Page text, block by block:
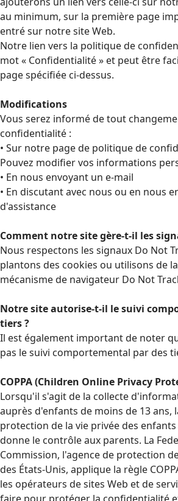
au minimum, sur la première page
entré sur notre site Web.
Notre lien vers la politique de
mot « Confidentialité » et peut être
page spécifiée ci-dessus.
Modifications
Vous serez informé de tout
confidentialité :
• Sur notre page de politique de
Pouvez modifier vos informations
• En nous envoyant un e-mail
• En discutant avec nous ou en nous
d'assistance
Comment notre site gère-t-il les
Nous respectons les signaux Do Not
plantons des cookies ou utilisons de
mécanisme de navigateur Do Not
Notre site autorise-t-il le suivi
tiers ?
Il est également important de noter
pas le suivi comportemental par des
COPPA (Children Online Privacy
Lorsqu'il s'agit de la collecte
auprès d'enfants de moins de 13 ans,
protection de la vie privée des enfants
donne le contrôle aux parents. La
Commission, l'agence de protection
des États-Unis, applique la règle
les opérateurs de sites Web et de